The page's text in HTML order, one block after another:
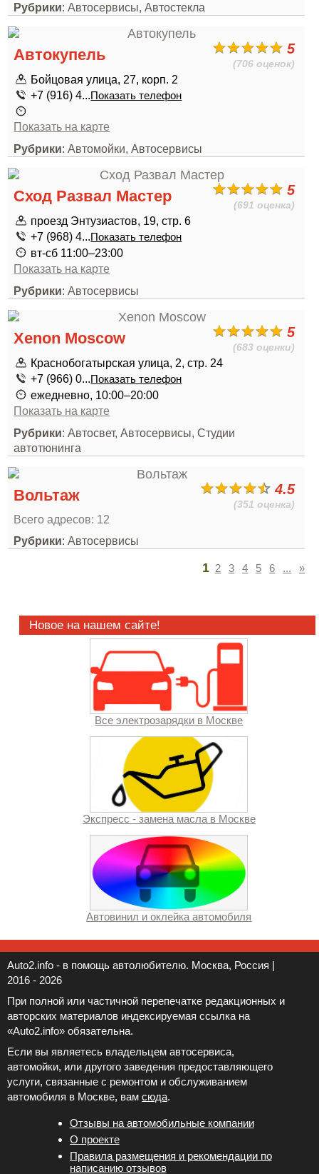
Рубрики: Автосервисы, Автостекла
5
(706 оценок)
Автокупель
Бойцовая улица, 27, корп. 2
+7 (916) 4...Показать телефон
Показать на карте
Рубрики: Автомойки, Автосервисы
5
(691 оценка)
Сход Развал Мастер
проезд Энтузиастов, 19, стр. 6
+7 (968) 4...Показать телефон
вт-сб 11:00–23:00
Показать на карте
Рубрики: Автосервисы
5
(683 оценки)
Xenon Moscow
Краснобогатырская улица, 2, стр. 24
+7 (966) 0...Показать телефон
ежедневно, 10:00–20:00
Показать на карте
Рубрики: Автосвет, Автосервисы, Студии
автотюнинга
4.5
(351 оценка)
Вольтаж
Всего адресов: 12
Рубрики: Автосервисы
1 2 3 4 5 6 ... »
Новое на нашем сайте!
Все электрозарядки в Москве
Экспресс - замена масла в Москве
Автовинил и оклейка автомобиля
Auto2.info - в помощь автолюбителю. Москва, Россия |
2016 - 2026
При полной или частичной перепечатке редакционных и
авторских материалов индексируемая ссылка на
«Auto2.info» обязательна.
Если вы являетесь владельцем автосервиса,
автомойки, или другого заведения предоставляющего
услуги, связанные с ремонтом и обслуживанием
автомобиля в Москве, вам сюда.
Отзывы на автомобильные компании